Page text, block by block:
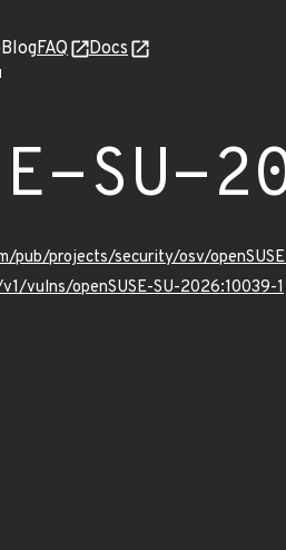
BlogFAQ Docs
SU-
pub/projects/security/osv/
vulns/openSUSE-SU-2026:10039-1